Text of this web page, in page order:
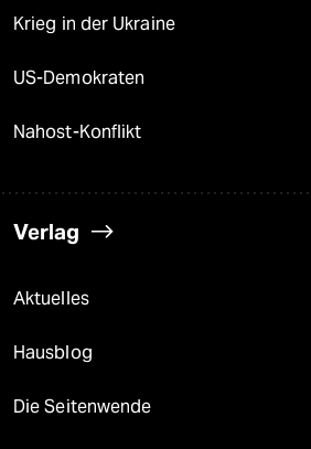
Krieg in der Ukraine
US-Demokraten
Nahost-Konflikt
Verlag
Aktuelles
Hausblog
Die Seitenwende